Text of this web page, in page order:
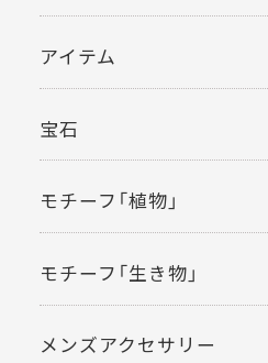
アイテム
宝石
モチーフ「植物」
モチーフ「生き物」
メンズアクセサリー